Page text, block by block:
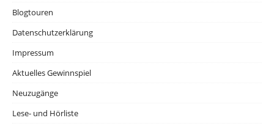
Blogtouren
Datenschutzerklärung
Impressum
Aktuelles Gewinnspiel
Neuzugänge
Lese- und Hörliste